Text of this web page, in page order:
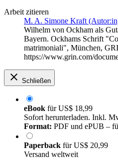
Arbeit zitieren
M. A. Simone Kraft
Wilhelm von Ockham als
Bayern. Ockhams Schrift
matrimoniali", München,
https://www.grin.com/
Schließen
eBook fürUS$ 18,99
Sofort herunterladen. Inkl.
Format: PDF und ePUB –
Paperback fürUS$ 20,99
Versand weltweit